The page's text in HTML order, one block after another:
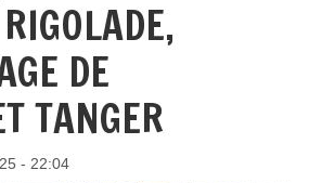
DE
TANGER
- 22:04